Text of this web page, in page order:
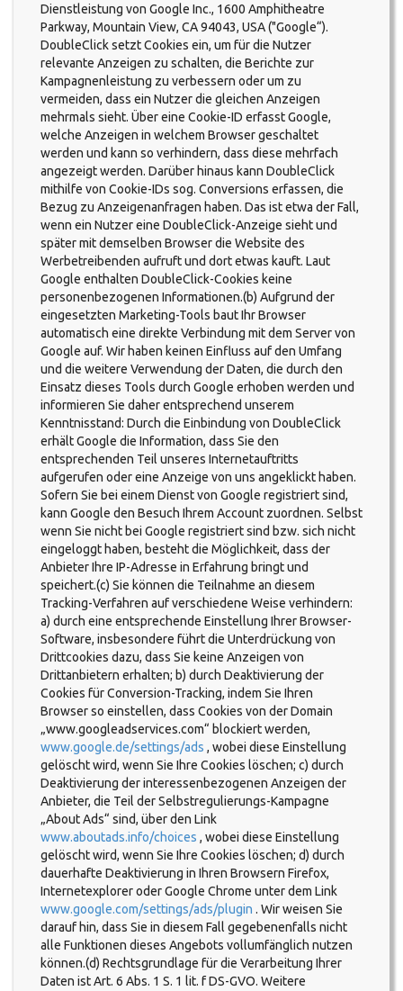
Dienstleistung von Google Inc., 1600 Amphitheatre
Parkway, Mountain View, CA 94043, USA ("Google“).
DoubleClick setzt Cookies ein, um für die Nutzer
relevante Anzeigen zu schalten, die Berichte zur
Kampagnenleistung zu verbessern oder um zu
vermeiden, dass ein Nutzer die gleichen Anzeigen
mehrmals sieht. Über eine Cookie-ID erfasst Google,
welche Anzeigen in welchem Browser geschaltet
werden und kann so verhindern, dass diese mehrfach
angezeigt werden. Darüber hinaus kann DoubleClick
mithilfe von Cookie-IDs sog. Conversions erfassen, die
Bezug zu Anzeigenanfragen haben. Das ist etwa der Fall,
wenn ein Nutzer eine DoubleClick-Anzeige sieht und
später mit demselben Browser die Website des
Werbetreibenden aufruft und dort etwas kauft. Laut
Google enthalten DoubleClick-Cookies keine
personenbezogenen Informationen.(b) Aufgrund der
eingesetzten Marketing-Tools baut Ihr Browser
automatisch eine direkte Verbindung mit dem Server von
Google auf. Wir haben keinen Einfluss auf den Umfang
und die weitere Verwendung der Daten, die durch den
Einsatz dieses Tools durch Google erhoben werden und
informieren Sie daher entsprechend unserem
Kenntnisstand: Durch die Einbindung von DoubleClick
erhält Google die Information, dass Sie den
entsprechenden Teil unseres Internetauftritts
aufgerufen oder eine Anzeige von uns angeklickt haben.
Sofern Sie bei einem Dienst von Google registriert sind,
kann Google den Besuch Ihrem Account zuordnen. Selbst
wenn Sie nicht bei Google registriert sind bzw. sich nicht
eingeloggt haben, besteht die Möglichkeit, dass der
Anbieter Ihre IP-Adresse in Erfahrung bringt und
speichert.(c) Sie können die Teilnahme an diesem
Tracking-Verfahren auf verschiedene Weise verhindern:
a) durch eine entsprechende Einstellung Ihrer Browser-
Software, insbesondere führt die Unterdrückung von
Drittcookies dazu, dass Sie keine Anzeigen von
Drittanbietern erhalten; b) durch Deaktivierung der
Cookies für Conversion-Tracking, indem Sie Ihren
Browser so einstellen, dass Cookies von der Domain
„www.googleadservices.com“ blockiert werden,
www.google.de/settings/ads , wobei diese Einstellung
gelöscht wird, wenn Sie Ihre Cookies löschen; c) durch
Deaktivierung der interessenbezogenen Anzeigen der
Anbieter, die Teil der Selbstregulierungs-Kampagne
„About Ads“ sind, über den Link
www.aboutads.info/choices , wobei diese Einstellung
gelöscht wird, wenn Sie Ihre Cookies löschen; d) durch
dauerhafte Deaktivierung in Ihren Browsern Firefox,
Internetexplorer oder Google Chrome unter dem Link
www.google.com/settings/ads/plugin . Wir weisen Sie
darauf hin, dass Sie in diesem Fall gegebenenfalls nicht
alle Funktionen dieses Angebots vollumfänglich nutzen
können.(d) Rechtsgrundlage für die Verarbeitung Ihrer
Daten ist Art. 6 Abs. 1 S. 1 lit. f DS-GVO. Weitere